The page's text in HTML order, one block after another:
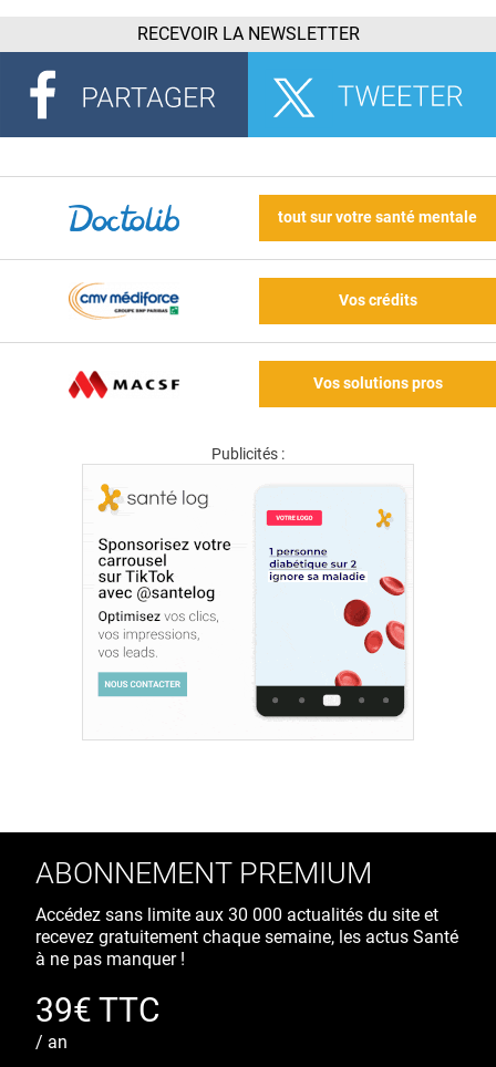
RECEVOIR LA NEWSLETTER
tout sur votre santé mentale
Vos crédits
Vos solutions pros
Publicités :
ABONNEMENT PREMIUM
Accédez sans limite aux 30 000 actualités du site et
recevez gratuitement chaque semaine, les actus Santé
à ne pas manquer !
39€ TTC
/ an